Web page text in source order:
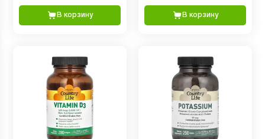
таблеток
В корзину В корзину